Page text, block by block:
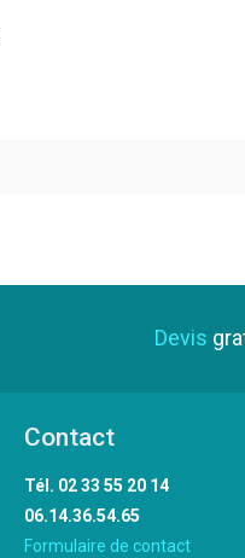
Devis
Contact
Tél. 02 33 55
06.14.36.54.65
Formulaire de contact